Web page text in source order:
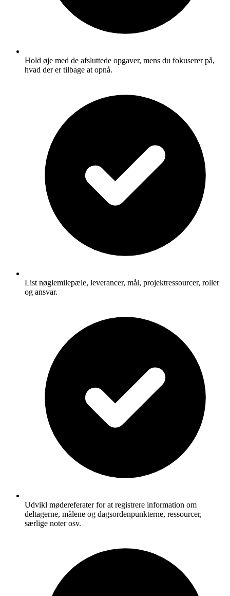
Hold øje med de afsluttede opgaver, mens du fokuserer på,
hvad der er tilbage at opnå.
List nøglemilepæle, leverancer, mål, projektressourcer, roller
og ansvar.
Udvikl mødereferater for at registrere information om
deltagerne, målene og dagsordenpunkterne, ressourcer,
særlige noter osv.